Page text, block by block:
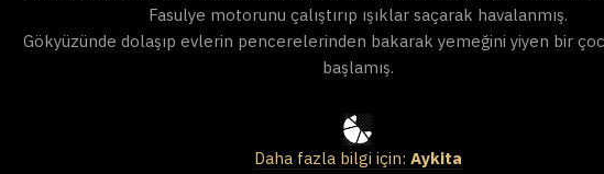
Fasulye motorunu çalıştırıp ışıklar saçarak havalanmış.
Gökyüzünde dolaşıp evlerin pencerelerinden bakarak yemeğini yiyen bir
başlamış.
Daha fazla bilgi için: Aykita